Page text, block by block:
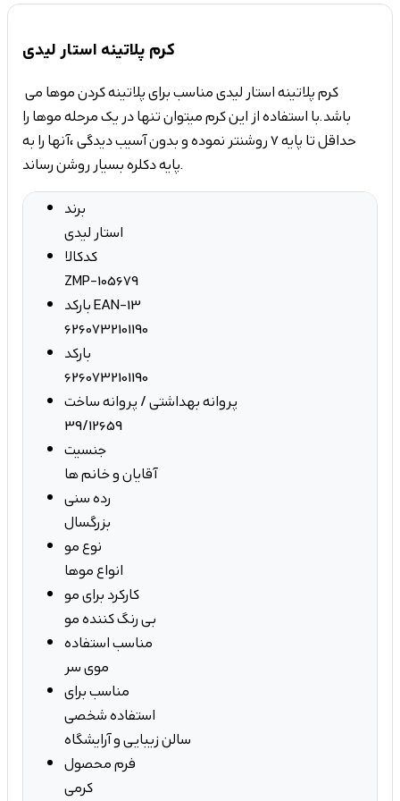
کرم پلاتینه استار لیدی
باشد.با استفاده از این کرم میتوان تنها در یک مرحله موها را
حداقل تا پایه 7 روشنتر نموده و بدون آسیب دیدگی ،آنها را به
پایه دکلره بسیار روشن رساند.
برند
استار لیدی
کدکالا
ZMP-105679
بارکد EAN-13
6260732101190
بارکد
6260732101190
پروانه بهداشتی / پروانه ساخت
39/12659
جنسیت
آقایان و خانم ها
رده سنی
بزرگسال
نوع مو
انواع موها
کارکرد برای مو
بی رنگ کننده مو
مناسب استفاده
موی سر
مناسب برای
استفاده شخصی
سالن زیبایی و آرایشگاه
فرم محصول
کرمی